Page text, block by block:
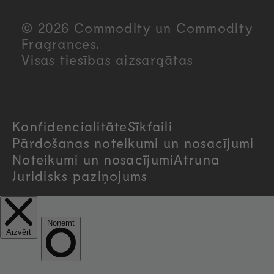
u
n
y
/
r
e
g
© 2026 Commodity un Commodity
Fragrances.
Visas tiesības aizsargātas
KonfidencialitāteSīkfaili
Pārdošanas noteikumi un nosacījumi
Noteikumi un nosacījumiAtruna
Juridisks paziņojums